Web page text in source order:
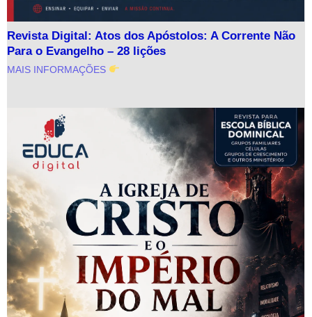
Revista Digital: Atos dos Apóstolos: A Corrente Não
Para o Evangelho – 28 lições
MAIS INFORMAÇÕES